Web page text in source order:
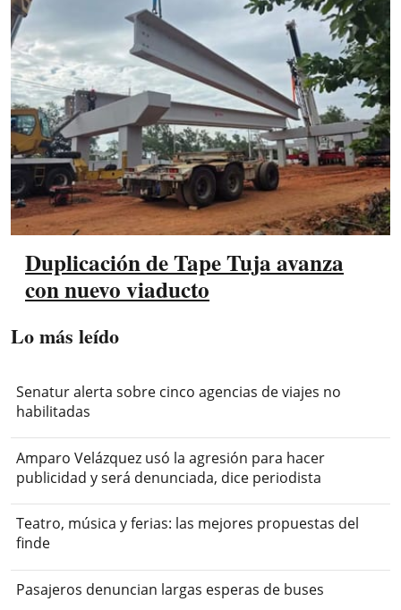
Duplicación de Tape Tuja avanza
con nuevo viaducto
Lo más leído
Senatur alerta sobre cinco agencias de viajes no
habilitadas
Amparo Velázquez usó la agresión para hacer
publicidad y será denunciada, dice periodista
Teatro, música y ferias: las mejores propuestas del
finde
Pasajeros denuncian largas esperas de buses